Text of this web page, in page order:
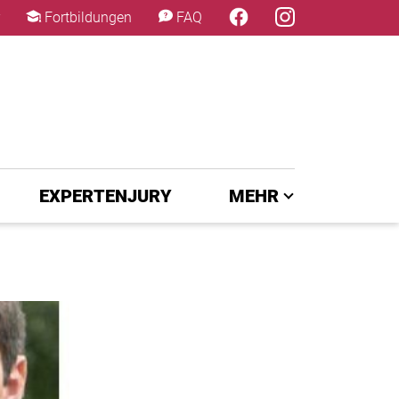
Fortbildungen FAQ
EXPERTENJURY MEHR
×